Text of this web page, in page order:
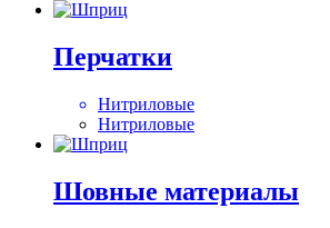
Перчатки
Нитриловые
Нитриловые
Шовные материалы